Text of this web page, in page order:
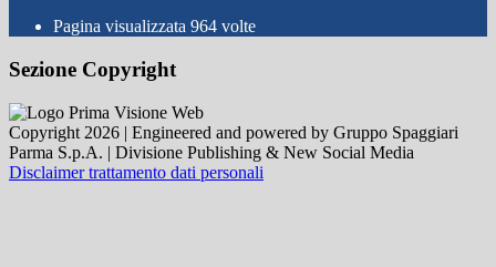
Pagina visualizzata 964 volte
Sezione Copyright
Copyright 2026 | Engineered and powered by Gruppo Spaggiari
Parma S.p.A. | Divisione Publishing & New Social Media
Disclaimer trattamento dati personali